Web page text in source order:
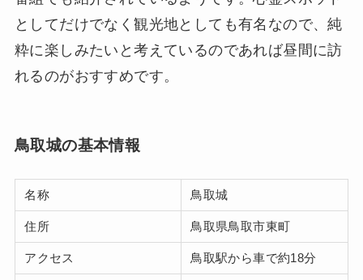
としてだけでなく観光地としても有名なので、純
粋に楽しみたいと考えているのであれば昼間に訪
れるのがおすすめです。
鳥取城の基本情報
名称 鳥取城
住所 鳥取県鳥取市東町
アクセス 鳥取駅から車で約18分